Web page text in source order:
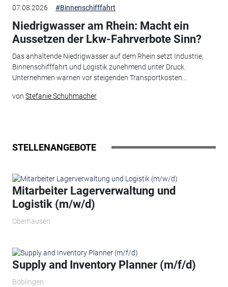
07.08.2026 #Binnenschifffahrt
Niedrigwasser am Rhein: Macht ein
Aussetzen der Lkw-Fahrverbote Sinn?
Das anhaltende Niedrigwasser auf dem Rhein setzt Industrie,
Binnenschifffahrt und Logistik zunehmend unter Druck.
Unternehmen warnen vor steigenden Transportkosten...
von Stefanie Schuhmacher
STELLENANGEBOTE
Mitarbeiter Lagerverwaltung und
Logistik (m/w/d)
Oberhausen
Supply and Inventory Planner (m/f/d)
Böblingen